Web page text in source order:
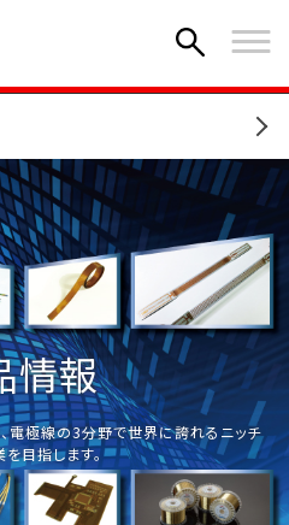
情報
電極線の3分野で世界に誇れるニッチ
を目指します。